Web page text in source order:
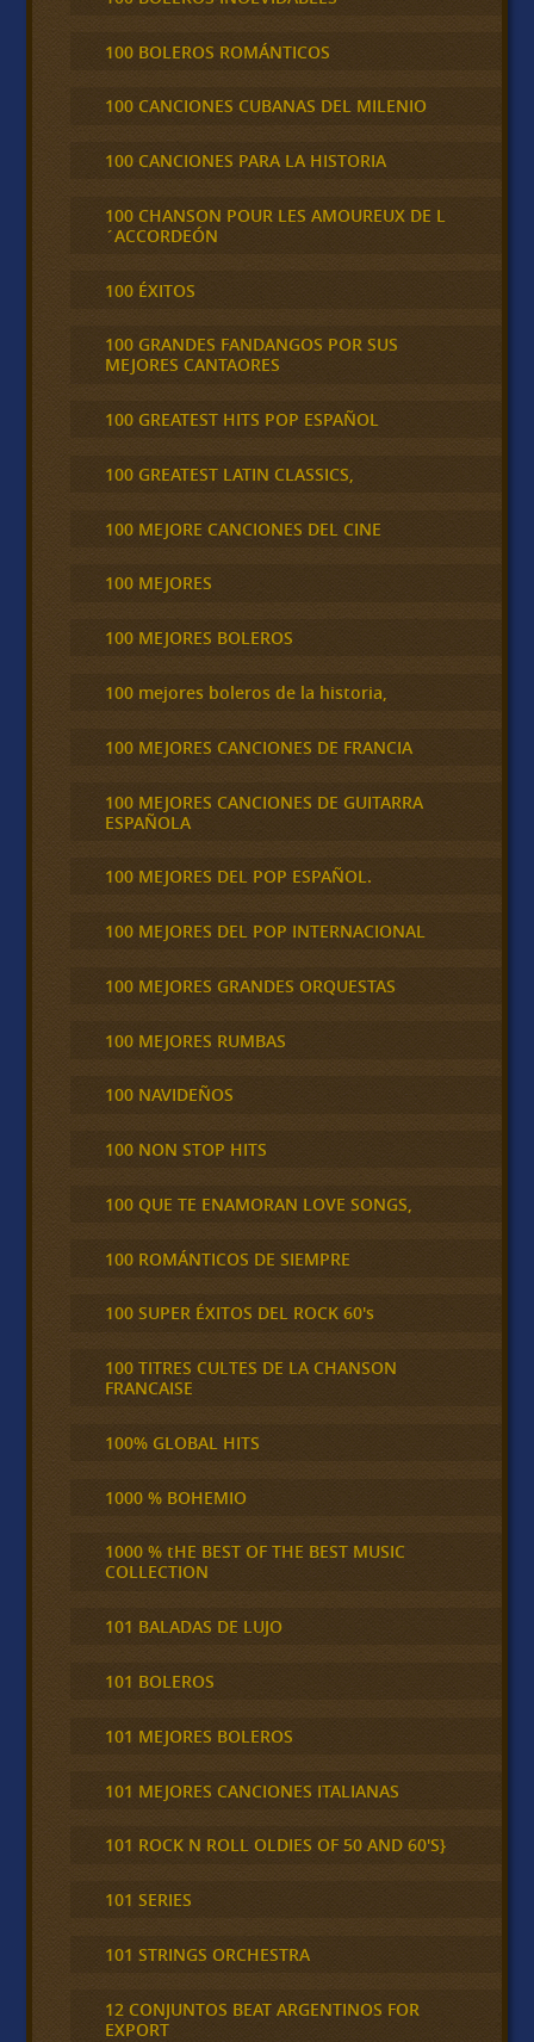
100 BOLEROS ROMÁNTICOS
100 CANCIONES CUBANAS DEL MILENIO
100 CANCIONES PARA LA HISTORIA
100 CHANSON POUR LES AMOUREUX DE L
´ACCORDEÓN
100 ÉXITOS
100 GRANDES FANDANGOS POR SUS
MEJORES CANTAORES
100 GREATEST HITS POP ESPAÑOL
100 GREATEST LATIN CLASSICS,
100 MEJORE CANCIONES DEL CINE
100 MEJORES
100 MEJORES BOLEROS
100 mejores boleros de la historia,
100 MEJORES CANCIONES DE FRANCIA
100 MEJORES CANCIONES DE GUITARRA
ESPAÑOLA
100 MEJORES DEL POP ESPAÑOL.
100 MEJORES DEL POP INTERNACIONAL
100 MEJORES GRANDES ORQUESTAS
100 MEJORES RUMBAS
100 NAVIDEÑOS
100 NON STOP HITS
100 QUE TE ENAMORAN LOVE SONGS,
100 ROMÁNTICOS DE SIEMPRE
100 SUPER ÉXITOS DEL ROCK 60's
100 TITRES CULTES DE LA CHANSON
FRANCAISE
100% GLOBAL HITS
1000 % BOHEMIO
1000 % tHE BEST OF THE BEST MUSIC
COLLECTION
101 BALADAS DE LUJO
101 BOLEROS
101 MEJORES BOLEROS
101 MEJORES CANCIONES ITALIANAS
101 ROCK N ROLL OLDIES OF 50 AND 60'S}
101 SERIES
101 STRINGS ORCHESTRA
12 CONJUNTOS BEAT ARGENTINOS FOR
EXPORT